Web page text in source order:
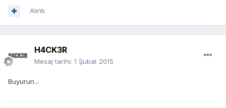
Alıntı
H4CK3R
Mesaj tarihi: 1 Şubat 2015
Buyurun...